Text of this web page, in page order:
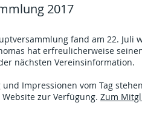
2017
fand am 22. Juli
hat erfreulicherweise
nächsten Vereinsinformation.
und Impressionen vom Tag
zur Verfügung. Zum